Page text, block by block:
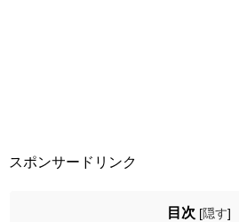
スポンサードリンク
目次 [隠す]